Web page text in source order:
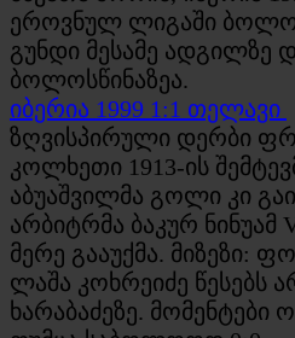
ეროვნულ ლიგაში ბოლო
გუნდი მესამე ადგილზე
ბოლოსწინაზეა.
იბერია 1999 1:1 თელავი
ზღვისპირული დერბი
კოლხეთი 1913-ის
აბუაშვილმა გოლი კი
არბიტრმა ბაკურ ნინუამ
მერე გააუქმა.
ლაშა კოხრეიძე წესებს
ხარაბაძეზე. მომენტები